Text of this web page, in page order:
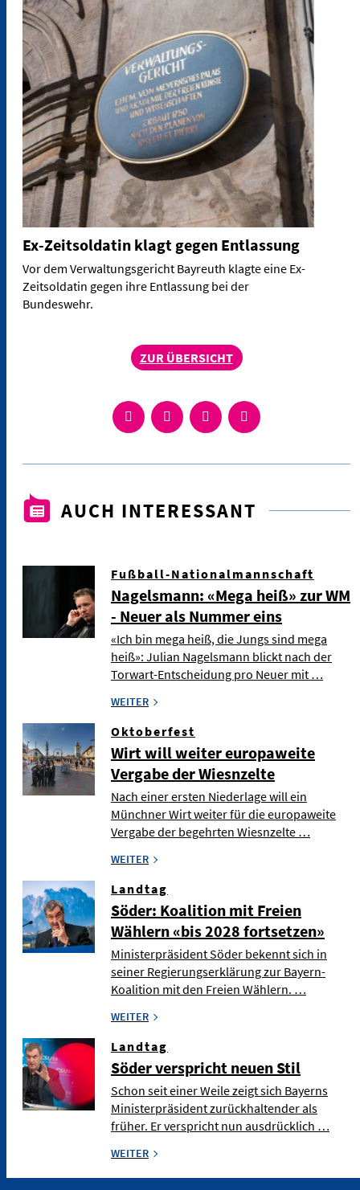
Ex-Zeitsoldatin klagt gegen Entlassung
Vor dem Verwaltungsgericht Bayreuth klagte eine Ex-
Zeitsoldatin gegen ihre Entlassung bei der
Bundeswehr.
ZUR ÜBERSICHT
AUCH INTERESSANT
Fußball-Nationalmannschaft
Nagelsmann: «Mega heiß» zur WM
- Neuer als Nummer eins
«Ich bin mega heiß, die Jungs sind mega
heiß»: Julian Nagelsmann blickt nach der
Torwart-Entscheidung pro Neuer mit …
WEITER
Oktoberfest
Wirt will weiter europaweite
Vergabe der Wiesnzelte
Nach einer ersten Niederlage will ein
Münchner Wirt weiter für die europaweite
Vergabe der begehrten Wiesnzelte …
WEITER
Landtag
Söder: Koalition mit Freien
Wählern «bis 2028 fortsetzen»
Ministerpräsident Söder bekennt sich in
seiner Regierungserklärung zur Bayern-
Koalition mit den Freien Wählern. …
WEITER
Landtag
Söder verspricht neuen Stil
Schon seit einer Weile zeigt sich Bayerns
Ministerpräsident zurückhaltender als
früher. Er verspricht nun ausdrücklich …
WEITER